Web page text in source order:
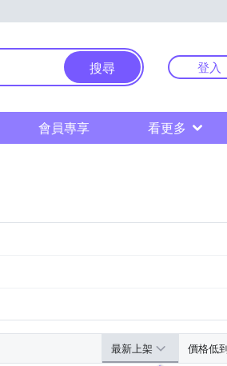
搜尋 登入
會員專享 看更多
最新上架 價格低